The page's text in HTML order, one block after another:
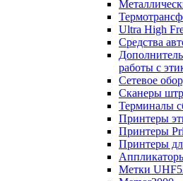
Ultra High
Средства
работы с
Сетевое
Сканеры
Терминалы
Принтеры
Принтеры
Принтеры
Метки